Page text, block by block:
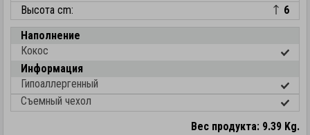
Высота cm:
6
Наполнение
Кокос
Информация
Гипоаллергенный
Съемный чехол
Вес продукта: 9.39 Kg.